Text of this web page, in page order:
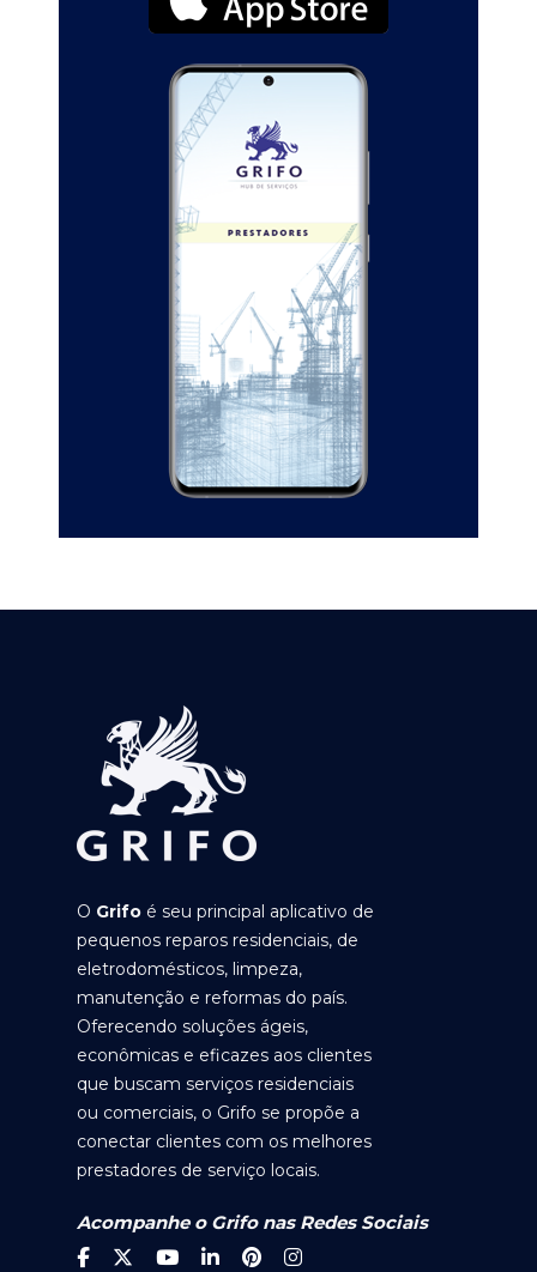
O Grifo é seu principal aplicativo de
pequenos reparos residenciais, de
eletrodomésticos, limpeza,
manutenção e reformas do país.
Oferecendo soluções ágeis,
econômicas e eficazes aos clientes
que buscam serviços residenciais
ou comerciais, o Grifo se propõe a
conectar clientes com os melhores
prestadores de serviço locais.
Acompanhe o Grifo nas Redes Sociais